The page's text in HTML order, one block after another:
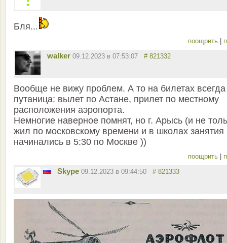
Бля...
поощрить
walker 09.12.2023 в 07:53:07 # 821332
Вообще не вижу проблем. А то на билетах всегда
путаница: вылет по Астане, прилет по местному
расположения аэропорта.
Немногие наверное помнят, но г. Арысь (и не
жил по московскому времени и в школах занятия
начинались в 5:30 по Москве ))
поощрить
Skype 09.12.2023 в 09:44:50 # 821333